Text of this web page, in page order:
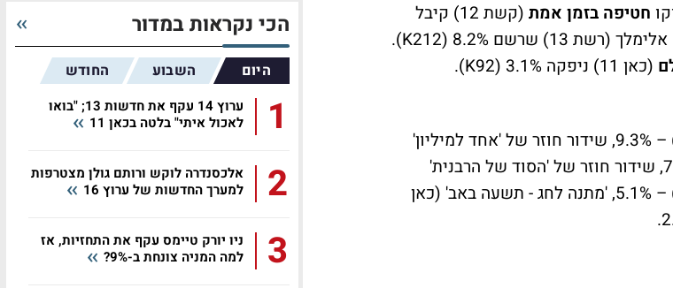
חטיפה בזמן אמת
(קשת 12) קיבל
13) שרשם 8.2% (212 K
).
(כאן 11) ניפקה 3.1% (92 K
).
'גשר על מים סוערים' (קשת 12) – 13.5%, 'אינטימי' (קשת 12) – 9.3%, שידור חוזר של 'אחד למיליון'
(קשת 12) – 7.8%, שידור חוזר של 'המערכת' (רשת 13) – 7.6%, שידור חוזר של 'הסוד של הרבנית'
(רשת 13) – 6.8%, שידור חוזר של ארבעת השבטים' (רשת 13) – 5.1%, 'מתנה לחג - תשעה באב' (כאן
הכי נקראות במדור
היום השבוע החודש
1
ערוץ 14 עקף את חדשות 13; "בואו
לאכול איתי" בלטה בכאן 11
2
אלכסנדרה לוקש ורותם גולן מצטרפות
למערך החדשות של ערוץ 16
3
ניו יורק טיימס עקף את התחזיות, אז
למה המניה צונחת ב-9%?